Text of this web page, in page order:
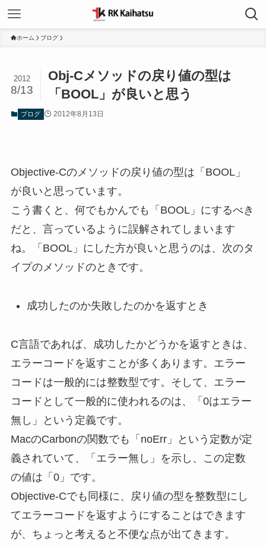
ホーム ブログ
Obj-Cメソッドの戻り値の型は
「BOOL」が良いと思う
2012
8/13
ブログ 2012年8月13日
Objective-Cのメソッドの戻り値の型は「BOOL」
が良いと思っています。
こう書くと、何でもかんでも「BOOL」にするべき
だと、言っているように誤解されてしまいます
ね。「BOOL」にした方が良いと思うのは、次のタ
イプのメソッドのときです。
成功したのか失敗したのかを返すとき
C言語であれば、成功したかどうかを返すときは、
エラーコードを返すことが多くあります。エラー
コードは一般的には整数型です。そして、エラー
コードとして一般的に使われるのは、「0はエラー
無し」という定義です。
MacのCarbonの関数でも「noErr」という定数が定
義されていて、「エラー無し」を示し、この定数
の値は「0」です。
Objective-Cでも同様に、戻り値の型を整数型にし
てエラーコードを返すようにすることはできます
が、ちょっと考えると不便な点が出てきます。